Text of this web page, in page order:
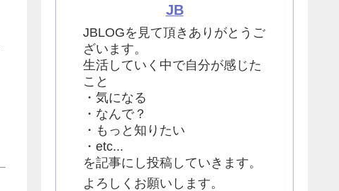
JB
JBLOGを見て頂きありがとうご
ざいます。
生活していく中で自分が感じた
こと
・気になる
・なんで？
・もっと知りたい
・etc...
を記事にし投稿していきます。
よろしくお願いします。